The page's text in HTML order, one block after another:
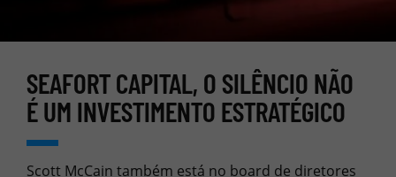
SEAFORT CAPITAL, O SILÊNCIO NÃO
É UM INVESTIMENTO ESTRATÉGICO
Scott McCain também está no board de diretores